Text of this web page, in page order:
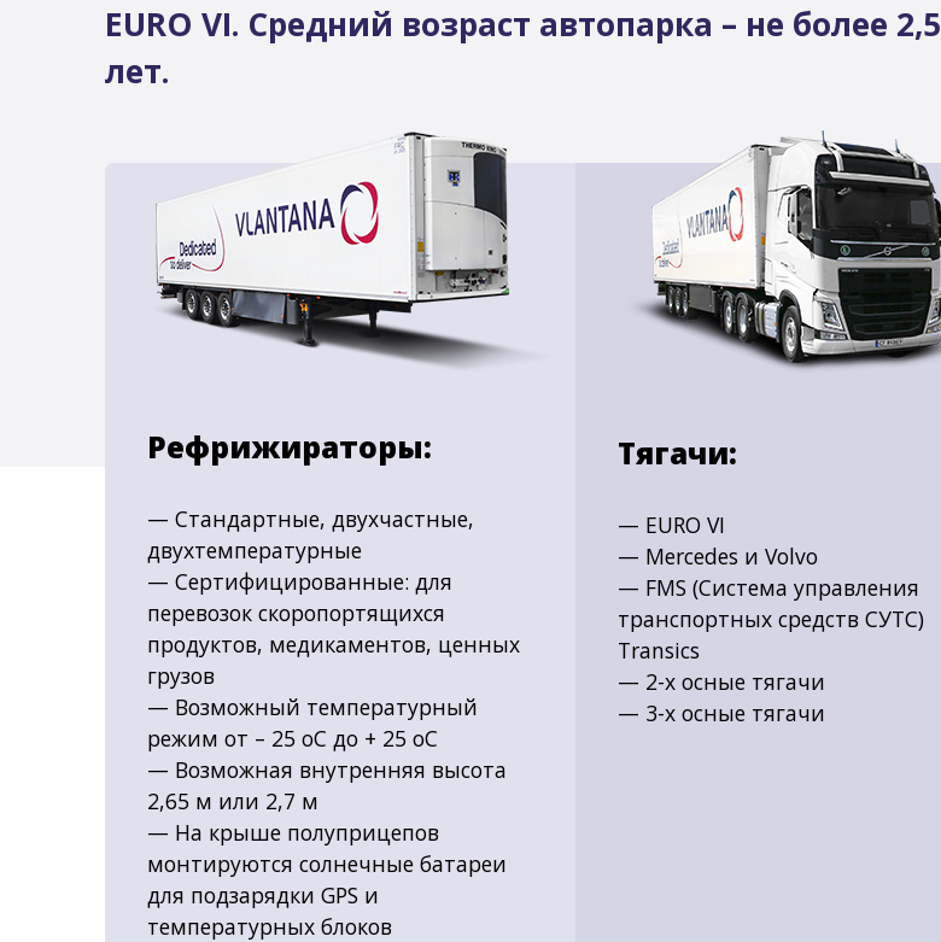
EURO VI. Средний возраст автопарка – не более 2,5
лет.
Рефрижираторы:
— Стандартные, двухчастные,
двухтемпературные
— Сертифицированные: для
перевозок скоропортящихся
продуктов, медикаментов, ценных
грузов
— Возможный температурный
режим от – 25 оС до + 25 оС
— Возможная внутренняя высота
2,65 м или 2,7 м
— На крыше полуприцепов
монтируются солнечные батареи
для подзарядки GPS и
температурных блоков
Тягачи:
— EURO VI
— Mercedes и Volvo
— FMS (Система управления
транспортных средств СУТС)
Transics
— 2-х осные тягачи
— 3-х осные тягачи